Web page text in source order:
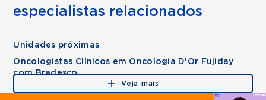
especialistas relacionados
Unidades próximas
Oncologistas Clínicos em Oncologia D'Or Fujiday
com Bradesco
Veja mais